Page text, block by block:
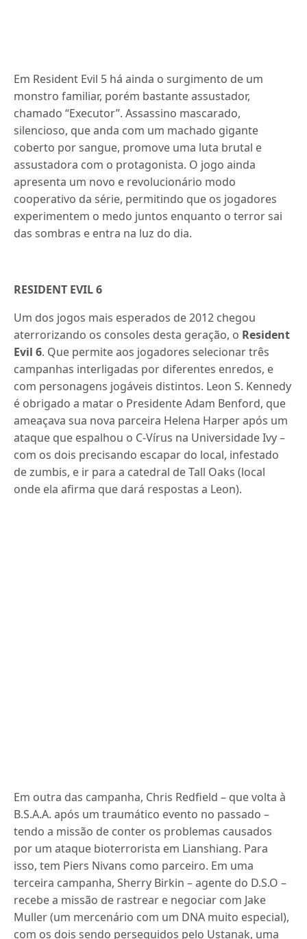
Em Resident Evil 5 há ainda o surgimento de um
monstro familiar, porém bastante assustador,
chamado “Executor”. Assassino mascarado,
silencioso, que anda com um machado gigante
coberto por sangue, promove uma luta brutal e
assustadora com o protagonista. O jogo ainda
apresenta um novo e revolucionário modo
cooperativo da série, permitindo que os jogadores
experimentem o medo juntos enquanto o terror sai
das sombras e entra na luz do dia.
RESIDENT EVIL 6
Um dos jogos mais esperados de 2012 chegou
aterrorizando os consoles desta geração, o Resident
Evil 6. Que permite aos jogadores selecionar três
campanhas interligadas por diferentes enredos, e
com personagens jogáveis distintos. Leon S. Kennedy
é obrigado a matar o Presidente Adam Benford, que
ameaçava sua nova parceira Helena Harper após um
ataque que espalhou o C-Vírus na Universidade Ivy –
com os dois precisando escapar do local, infestado
de zumbis, e ir para a catedral de Tall Oaks (local
onde ela afirma que dará respostas a Leon).
Em outra das campanha, Chris Redfield – que volta à
B.S.A.A. após um traumático evento no passado –
tendo a missão de conter os problemas causados
por um ataque bioterrorista em Lianshiang. Para
isso, tem Piers Nivans como parceiro. Em uma
terceira campanha, Sherry Birkin – agente do D.S.O –
recebe a missão de rastrear e negociar com Jake
Muller (um mercenário com um DNA muito especial),
com os dois sendo perseguidos pelo Ustanak, uma